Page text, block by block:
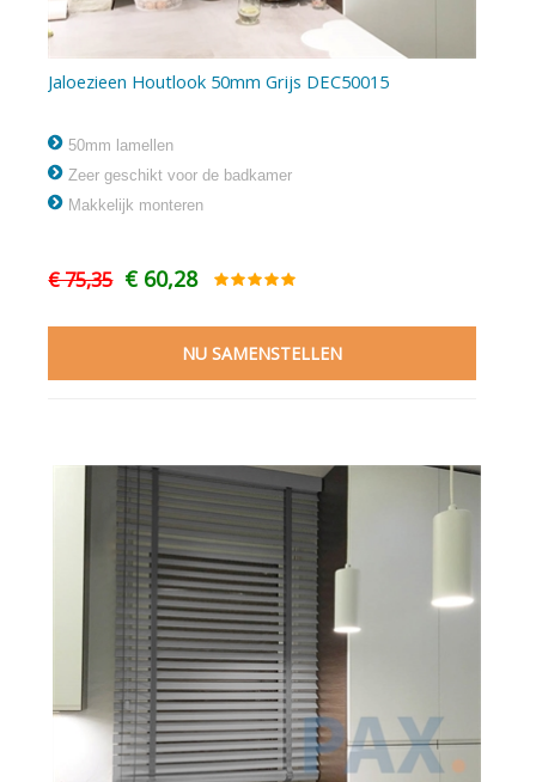
Jaloezieen Houtlook 50mm Grijs DEC50015
50mm lamellen
Zeer geschikt voor de badkamer
Makkelijk monteren
€ 75,35 € 60,28